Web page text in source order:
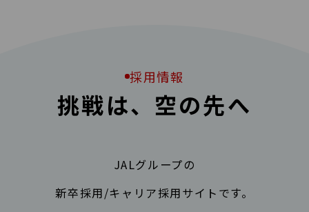
採用情報
挑戦は、空の先へ
JALグループの
新卒採用/キャリア採用サイトです。